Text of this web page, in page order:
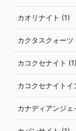
カオリナイト (1)
カクタスクォー
カコクセナイト (1)
カコクセナイトイ
カナディアンジェ